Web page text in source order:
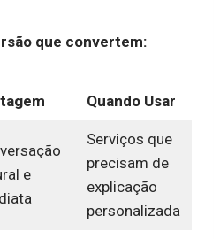
que convertem:
Quando Usar
e
Serviços que
precisam de
explicação
personalizada